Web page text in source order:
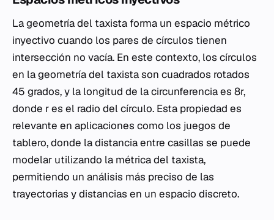
La geometría del taxista forma un espacio métrico
inyectivo cuando los pares de círculos tienen
intersección no vacía. En este contexto, los círculos
en la geometría del taxista son cuadrados rotados
45 grados, y la longitud de la circunferencia es 8r,
donde r es el radio del círculo. Esta propiedad es
relevante en aplicaciones como los juegos de
tablero, donde la distancia entre casillas se puede
modelar utilizando la métrica del taxista,
permitiendo un análisis más preciso de las
trayectorias y distancias en un espacio discreto.